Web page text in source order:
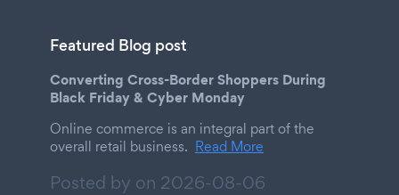
Featured Blog post
Converting Cross-Border Shoppers During
Black Friday & Cyber Monday
Online commerce is an integral part of the
overall retail business. Read More
Posted by on 2026-08-06